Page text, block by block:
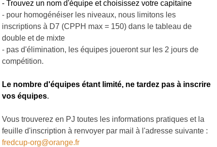
- Trouvez un nom d'équipe et choisissez votre capitaine
- pour homogénéiser les niveaux, nous limitons les
inscriptions à D7 (CPPH max = 150) dans le tableau de
double et de mixte
- pas d'élimination, les équipes joueront sur les 2 jours de
compétition.
Le nombre d'équipes étant limité, ne tardez pas à inscrire
vos équipes.
Vous trouverez en PJ toutes les informations pratiques et la
feuille d'inscription à renvoyer par mail à l'adresse suivante :
fredcup-org@orange.fr